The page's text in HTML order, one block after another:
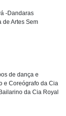
-Dandaras
de Artes Sem
de dança e
e Coreógrafo da Cia
da Cia Royal